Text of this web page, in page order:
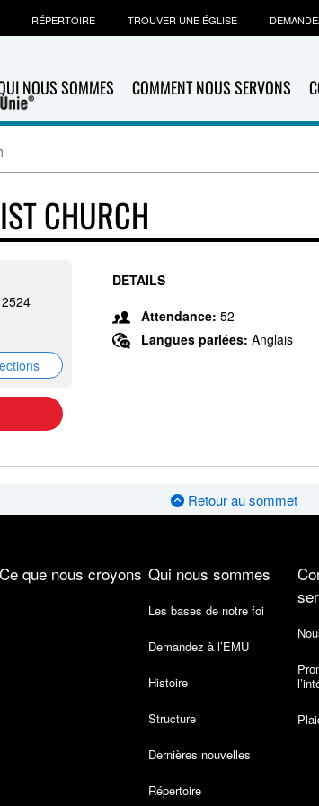
NOUS SOMMES COMMENT NOUS SERVONS
RÉPERTOIRE TROUVER UNE ÉGLISE
CHURCH
DETAILS
Attendance: 52
Langues parlées: Anglais
Retour au sommet
Ce que nous croyons Qui nous sommes
Les bases de notre foi
Demandez à l’EMU
Histoire
Structure
Dernières nouvelles
Répertoire